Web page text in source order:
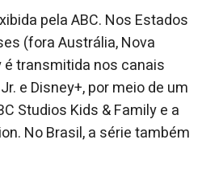
pela ABC. Nos Estados
(fora Austrália, Nova
é transmitida nos canais
e Disney+, por meio de um
Studios Kids & Family e a
No Brasil, a série também